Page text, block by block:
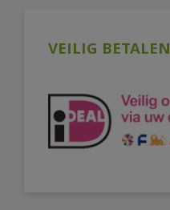
VEILIG BETALEN